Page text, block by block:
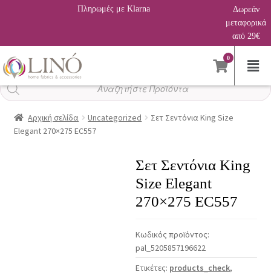
Πληρωμές με Klarna
Δωρεάν
μεταφορικά
από 29€
0
Αναζήτηση
προϊόντων
Αρχική σελίδα Uncategorized
Σετ Σεντόνια King Size
Elegant 270×275 EC557
Σετ Σεντόνια King
Size Elegant
270×275 EC557
Κωδικός προϊόντος:
pal_5205857196622
Ετικέτες: products_check,